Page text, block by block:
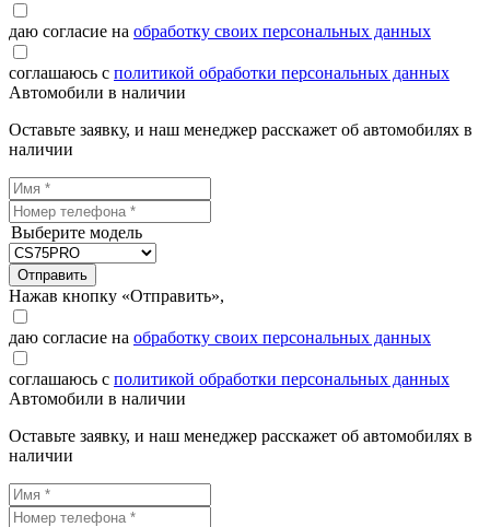
даю согласие на обработку своих персональных данных
соглашаюсь с политикой обработки персональных данных
Автомобили в наличии
Оставьте заявку, и наш менеджер расскажет об автомобилях в
наличии
Выберите модель
Отправить
Нажав кнопку «Отправить»,
даю согласие на обработку своих персональных данных
соглашаюсь с политикой обработки персональных данных
Автомобили в наличии
Оставьте заявку, и наш менеджер расскажет об автомобилях в
наличии